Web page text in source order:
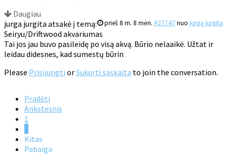
Daugiau
prieš 8 m. 8 mėn. #27747 nuo jurga jurgita
jurga jurgita atsakė į temą:
Seiryu/Driftwood akvariumas
Tai jos jau buvo pasileidę po visą akvą. Būrio nelaaikė. Užtat ir
leidau didesnes, kad sumestų būrin
Please Prisijungti orSukurti sąskaitą to join the conversation.
Pradėti
Ankstesnis
1
Kitas
Pabaiga